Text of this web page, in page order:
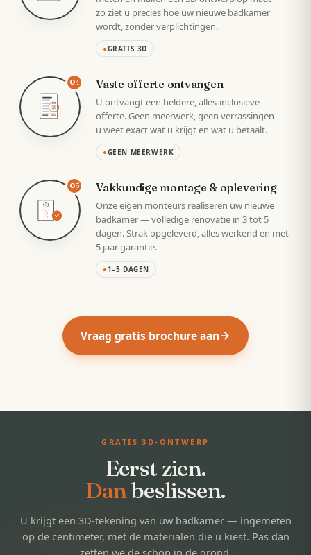
zo ziet u precies hoe uw nieuwe badkamer
wordt, zonder verplichtingen.
●GRATIS 3D
VAST
04 Vaste offerte ontvangen
U ontvangt een heldere, alles-inclusieve
offerte. Geen meerwerk, geen verrassingen —
u weet exact wat u krijgt en wat u betaalt.
●GEEN MEERWERK
05 Vakkundige montage & oplevering
Onze eigen monteurs realiseren uw nieuwe
badkamer — volledige renovatie in 3 tot 5
dagen. Strak opgeleverd, alles werkend en met
5 jaar garantie.
●1–5 DAGEN
Vraag gratis brochure aan
GRATIS 3D-ONTWERP
Eerst zien.
Danbeslissen.
U krijgt een 3D-tekening van uw badkamer — ingemeten
op de centimeter, met de materialen die u kiest. Pas dan
zetten we de schop in de grond.